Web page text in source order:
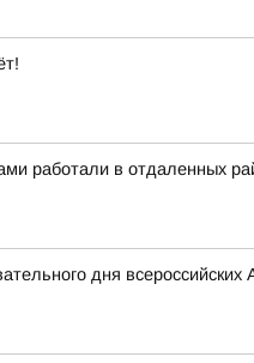
работали в отдаленных
дня